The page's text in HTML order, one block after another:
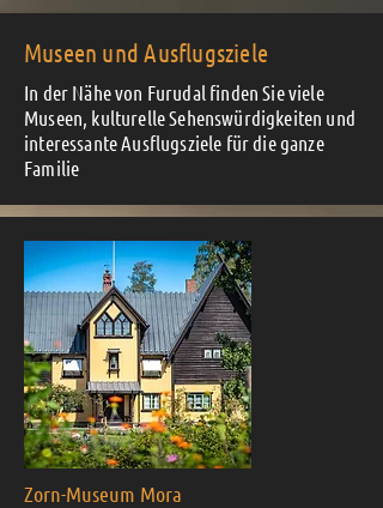
Museen und Ausflugsziele
In der Nähe von Furudal finden Sie viele
Museen, kulturelle Sehenswürdigkeiten und
interessante Ausflugsziele für die ganze
Familie
Zorn-Museum Mora